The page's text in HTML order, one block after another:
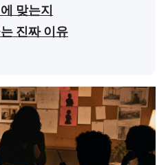
맞는지
진짜 이유